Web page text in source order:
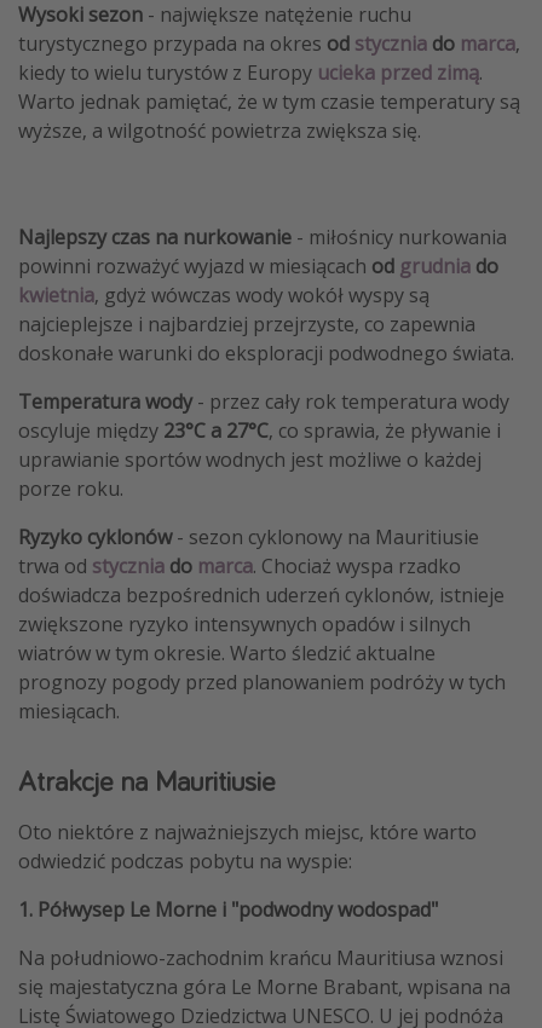
Wysoki sezon - największe natężenie ruchu
turystycznego przypada na okres od stycznia do marca,
kiedy to wielu turystów z Europy ucieka przed zimą.
Warto jednak pamiętać, że w tym czasie temperatury są
wyższe, a wilgotność powietrza zwiększa się.
Najlepszy czas na nurkowanie - miłośnicy nurkowania
powinni rozważyć wyjazd w miesiącach od grudnia do
kwietnia, gdyż wówczas wody wokół wyspy są
najcieplejsze i najbardziej przejrzyste, co zapewnia
doskonałe warunki do eksploracji podwodnego świata.
Temperatura wody- przez cały rok temperatura wody
oscyluje między 23°C a 27°C, co sprawia, że pływanie i
uprawianie sportów wodnych jest możliwe o każdej
porze roku.
Ryzyko cyklonów- sezon cyklonowy na Mauritiusie
trwa od stycznia do marca. Chociaż wyspa rzadko
doświadcza bezpośrednich uderzeń cyklonów, istnieje
zwiększone ryzyko intensywnych opadów i silnych
wiatrów w tym okresie. Warto śledzić aktualne
prognozy pogody przed planowaniem podróży w tych
miesiącach.
Atrakcje na Mauritiusie
Oto niektóre z najważniejszych miejsc, które warto
odwiedzić podczas pobytu na wyspie:
1. Półwysep Le Morne i "podwodny wodospad"
Na południowo-zachodnim krańcu Mauritiusa wznosi
się majestatyczna góra Le Morne Brabant, wpisana na
Listę Światowego Dziedzictwa UNESCO. U jej podnóża